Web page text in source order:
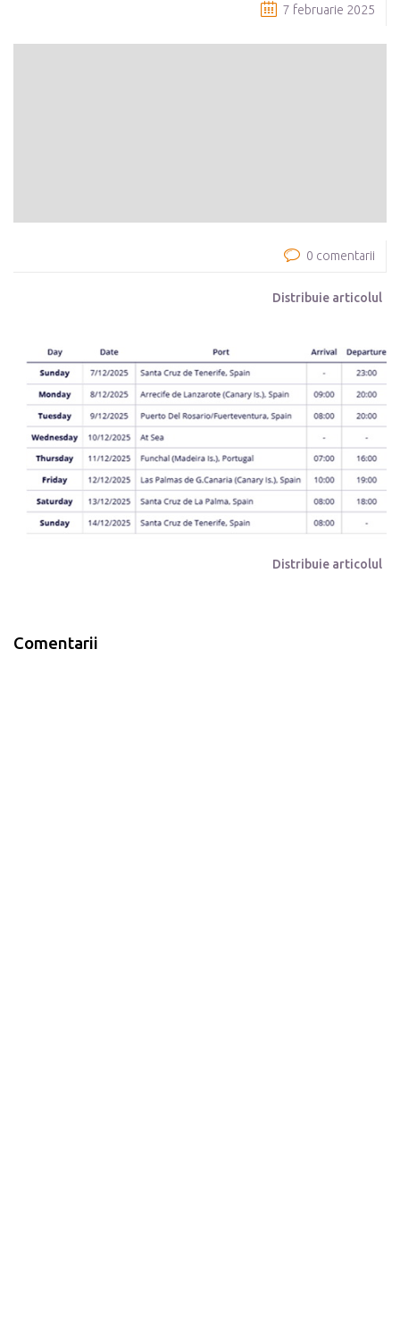
7 februarie 2025
0 comentarii
Distribuie articolul
Distribuie articolul
Comentarii